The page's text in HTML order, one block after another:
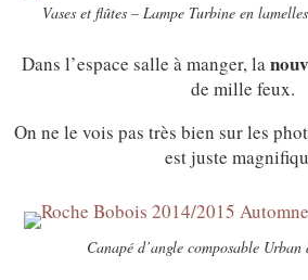
Vases et flûtes – Lampe Turbine en
Dans l’espace salle à manger, la
de mille feux.
On ne le vois pas très bien sur les
est juste
Canapé d’angle composable